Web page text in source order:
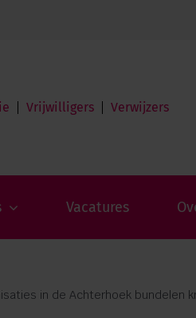
Vrijwilligers Verwijzers
Vacatures
in de Achterhoek bundelen